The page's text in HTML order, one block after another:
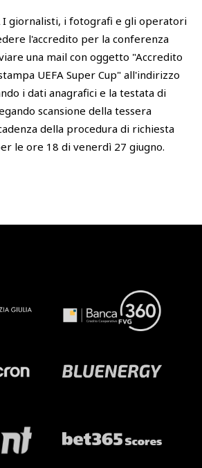
I giornalisti, i fotografi e gli operatori
l'accredito per la conferenza
una mail con oggetto "Accredito
UEFA Super Cup" all'indirizzo
i dati anagrafici e la testata di
scansione della tessera
della procedura di richiesta
le ore 18 di venerdì 27 giugno.